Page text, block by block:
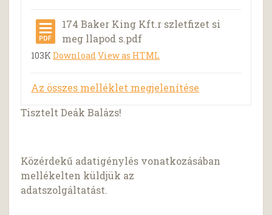
174 Baker King Kft.r szletfizet si
meg llapod s.pdf
103KDownloadView as HTML
Az összes melléklet megjelenítése
Tisztelt Deák Balázs!
Közérdekű adatigénylés vonatkozásában
mellékelten küldjük az
adatszolgáltatást.